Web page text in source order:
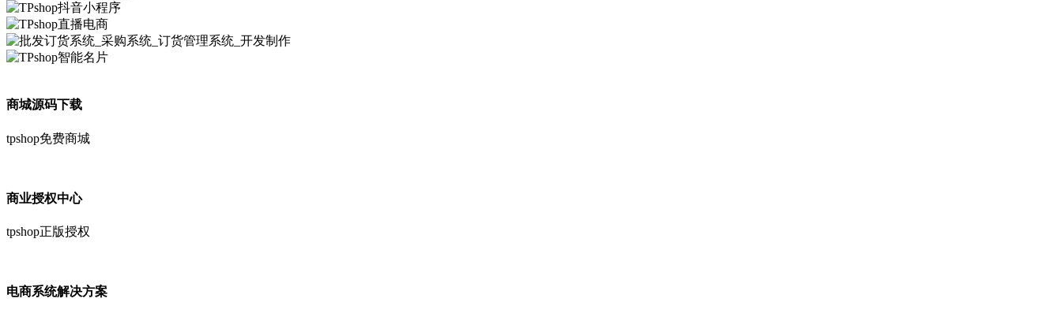
商城源码下载
tpshop免费商城
商业授权中心
tpshop正版授权
电商系统解决方案